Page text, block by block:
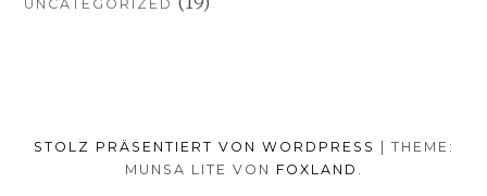
UNCATEGORIZED
STOLZ PRÄSENTIERT VON WORDPRESS
THEME:
MUNSA LITE VON FOXLAND